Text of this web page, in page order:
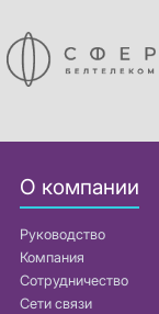
О компании
Руководство
Компания
Сотрудничество
Сети связи